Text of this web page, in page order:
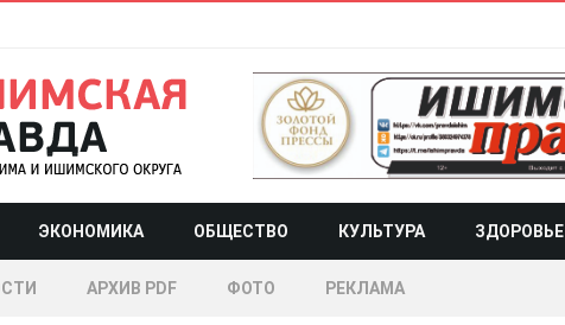
ЭКОНОМИКА ОБЩЕСТВО КУЛЬТУРА ЗДОРОВЬЕ
АРХИВ PDF ФОТО РЕКЛАМА